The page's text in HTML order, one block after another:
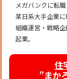
メガバンクに転職
某日系大手企業
組織運営・戦略企
起業。
住
”まか